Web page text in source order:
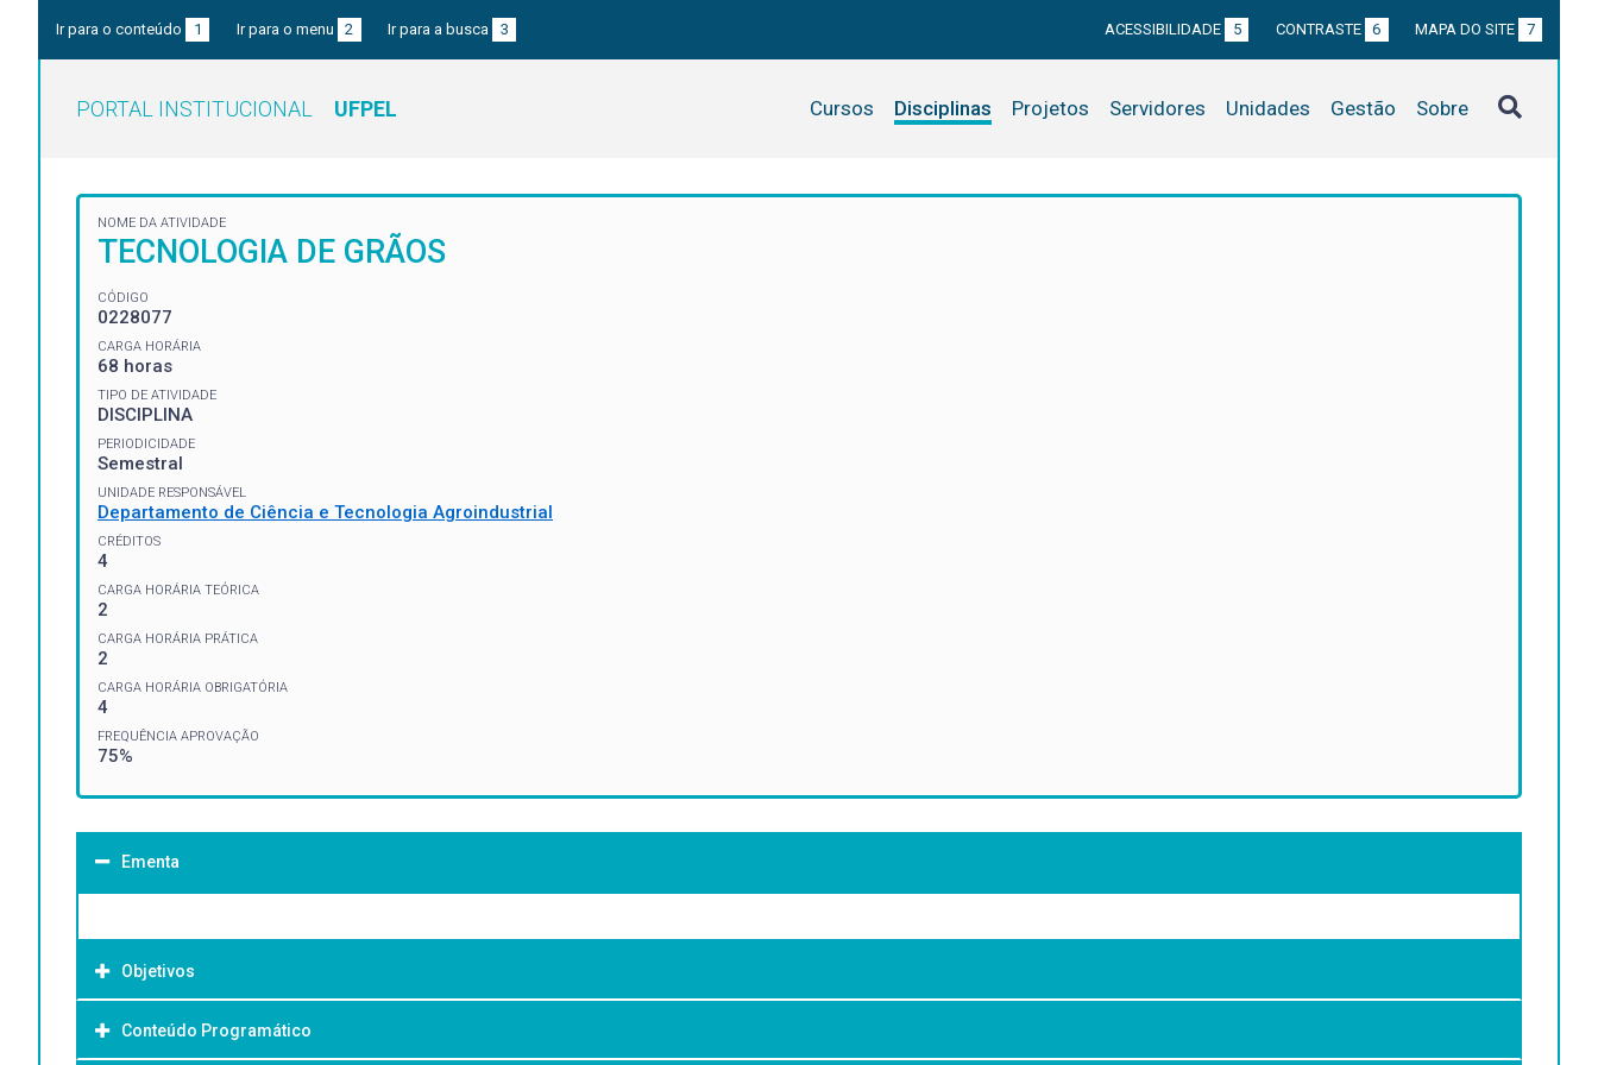
Ir para o conteúdo 1 Ir para o menu 2 Ir para a busca 3 ACESSIBILIDADE 5 CONTRASTE 6 MAPA DO SITE 7
PORTAL INSTITUCIONAL UFPEL Cursos Disciplinas Projetos Servidores Unidades Gestão Sobre
NOME DA ATIVIDADE
TECNOLOGIA DE GRÃOS
CÓDIGO
0228077
CARGA HORÁRIA
68 horas
TIPO DE ATIVIDADE
DISCIPLINA
PERIODICIDADE
Semestral
UNIDADE RESPONSÁVEL
Departamento de Ciência e Tecnologia Agroindustrial
CRÉDITOS
4
CARGA HORÁRIA TEÓRICA
2
CARGA HORÁRIA PRÁTICA
2
CARGA HORÁRIA OBRIGATÓRIA
4
FREQUÊNCIA APROVAÇÃO
75%
Ementa
Objetivos
Objetivo Geral:
Conteúdo Programático